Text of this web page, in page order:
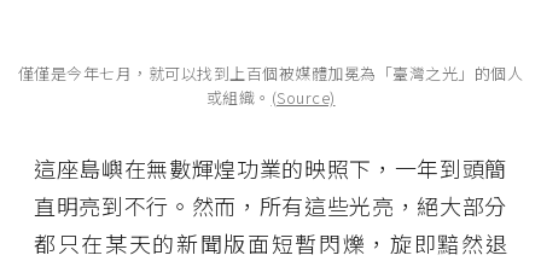
僅僅是今年七月，就可以找到上百個被媒體加冕為「臺灣之光」的個人
或組織。 (Source)
這座島嶼在無數輝煌功業的映照下，一年到頭簡
直明亮到不行。然而，所有這些光亮，絕大部分
都只在某天的新聞版面短暫閃爍，旋即黯然退